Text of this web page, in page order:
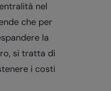
nel
che per
la
si tratta di
i costi